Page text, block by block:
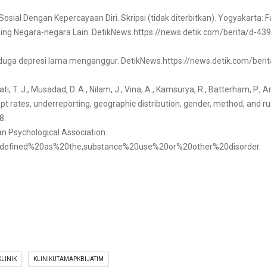
Dengan Kepercayaan Diri. Skripsi (tidak diterbitkan). Yogyakarta:
Negara-negara Lain. DetikNews.https://news.detik.com/berita/d-
depresi lama menganggur. DetikNews.https://news.detik.com/
T. J., Musadad, D. A., Nilam, J., Vina, A., Kamsurya, R., Batterham, P.,
rates, underreporting, geographic distribution, gender, method, and
Psychological Association.
KLINIKUTAMAPKBIJATIM